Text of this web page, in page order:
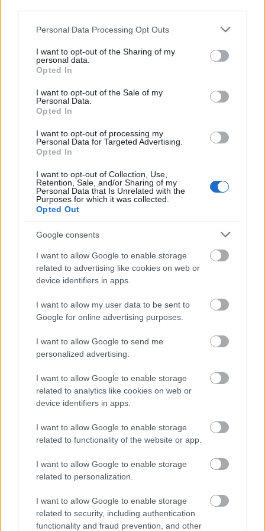
Please note that this website/app uses one or more Google
not limited to your visit or usage behaviour. You may click to
grant or deny consent to Google and its third-party tags to
use your data for below specified purposes in below Google
consent section.
Personal Data Processing Opt Outs
I want to opt-out of the Sharing of my
personal data.
Opted In
I want to opt-out of the Sale of my
Personal Data.
Opted In
I want to opt-out of processing my
Personal Data for Targeted Advertising.
Opted In
I want to opt-out of Collection, Use,
Retention, Sale, and/or Sharing of my
Personal Data that Is Unrelated with the
Purposes for which it was collected.
Opted Out
Google consents
I want to allow Google to enable storage
related to advertising like cookies on web or
device identifiers in apps.
I want to allow my user data to be sent to
Google for online advertising purposes.
I want to allow Google to send me
personalized advertising.
I want to allow Google to enable storage
related to analytics like cookies on web or
device identifiers in apps.
I want to allow Google to enable storage
related to functionality of the website or app.
I want to allow Google to enable storage
related to personalization.
I want to allow Google to enable storage
related to security, including authentication
functionality and fraud prevention, and other
Reviczky Gáborral az Ahogy tetszikben (fotó: Róde
a magyarteatrum.hu-nak elmondta,
fél éve érett benne a döntés, ám évad közben nem
szeretett volna botrányt okozni, ám az elmúlt
időszakban küzdött magával, gyógyszereket szedett.
A jövő évad első produkciója, a Gyulai
Várszínházban bemutatottSzentivánéji
végképp megerősítette az elhatározásában.
Nem érti, miért vált csókot Oberon és Puck, miért lövi
fejbe magát Oberon, miért erőszakolja meg a
ha ők így játszanak, mennyiben mások, mint a
"furcsa színház"? Meglátása szerint álláspontjával
Shakespeare-t védi, a művészi szabadságnak van
A színész-rendező a következő évadra szóló két új szerepfelkérését
megtartja a Nemzeti Színházban, vendégként játszani fog
rendezésében, A helység kalapácsában
Vidnyánszky Attila
irányátásával aKörhintában. Emellett Veszprémben rendezi a
Chicagocímű musicalt, az Operaházban a